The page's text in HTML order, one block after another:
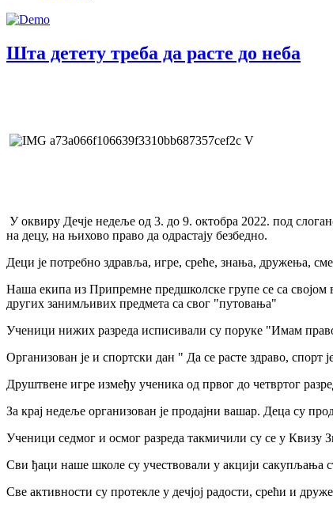
Шта детету треба да расте до неба
У оквиру Дечје недеље од 3. до 9. октобра 2022. под
на децу, на њихово право да одрастају безбедно.
Деци је потребно здравља, игре, среће, знања, дружења,
Наша екипа из Припремне предшколске групе се са својом
других занимљивих предмета са свог "путовања"
Ученици нижих разреда исписивали су поруке "Имам
Организован је и спортски дан " Да се расте здраво, спорт
Друштвене игре између ученика од првог до четвртог
За крај недеље организован је продајни вашар. Деца су
Ученици седмог и осмог разреда такмичили су се у Квизу
Сви ђаци наше школе су учествовали у акцији сакупљања
Све активности су протекле у дечјој радости, срећи и